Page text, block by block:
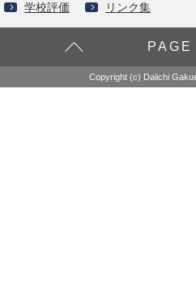
学校評価 リンク集
PAGE
Copyright (c) Daiichi